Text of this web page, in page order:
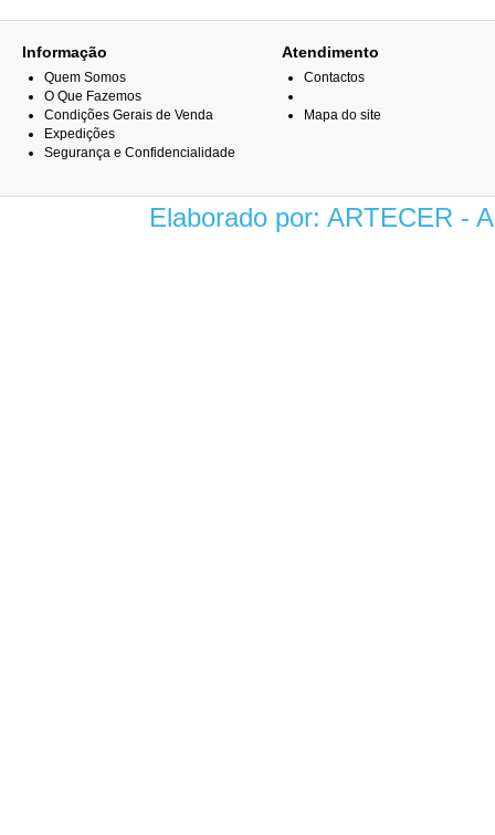
Informação
Quem Somos
O Que Fazemos
Condições Gerais de Venda
Expedições
Segurança e Confidencialidade
Atendimento
Contactos
Mapa do site
Elaborado por: ARTECER -